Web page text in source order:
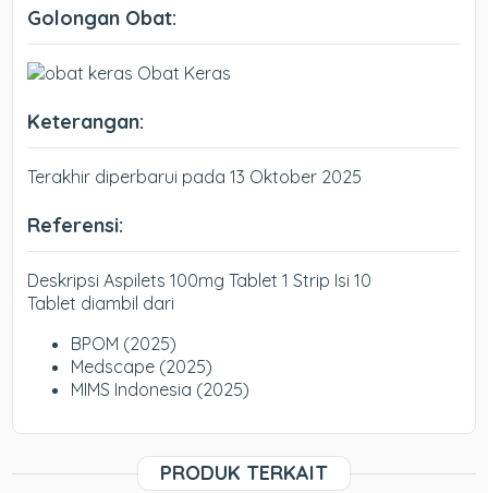
Golongan Obat:
Obat Keras
Keterangan:
Terakhir diperbarui pada 13 Oktober 2025
Referensi:
Deskripsi Aspilets 100mg Tablet 1 Strip Isi 10
Tablet diambil dari
BPOM (2025)
Medscape (2025)
MIMS Indonesia (2025)
PRODUK TERKAIT